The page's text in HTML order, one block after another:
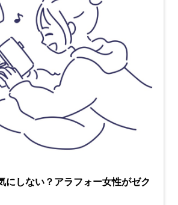
にしない？アラフォー女性がゼク